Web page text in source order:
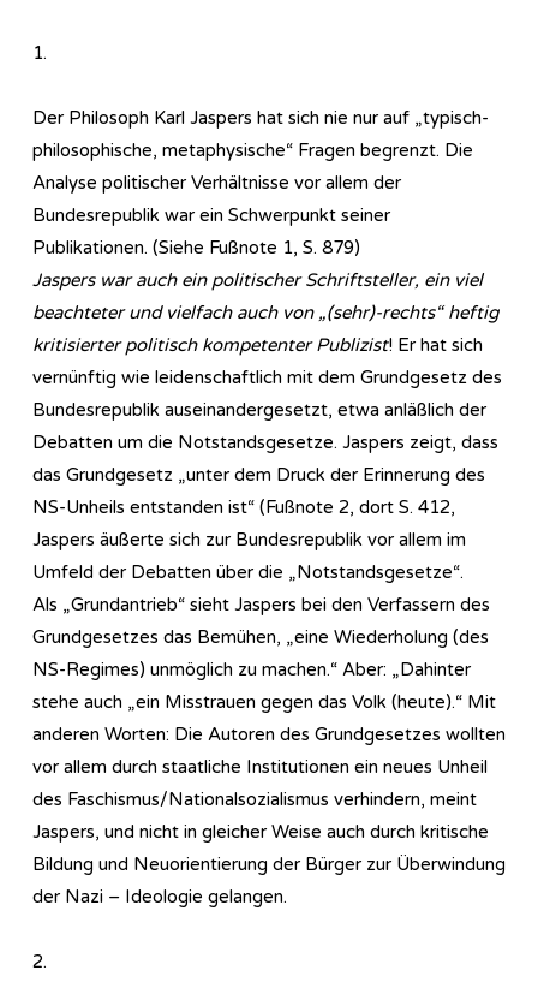
1.
Der Philosoph Karl Jaspers hat sich nie nur auf „typisch-
philosophische, metaphysische“ Fragen begrenzt. Die
Analyse politischer Verhältnisse vor allem der
Bundesrepublik war ein Schwerpunkt seiner
Publikationen. (Siehe Fußnote 1, S. 879)
Jaspers war auch ein politischer Schriftsteller, ein viel
beachteter und vielfach auch von „(sehr)-rechts“ heftig
kritisierter politisch kompetenter Publizist! Er hat sich
vernünftig wie leidenschaftlich mit dem Grundgesetz des
Bundesrepublik auseinandergesetzt, etwa anläßlich der
Debatten um die Notstandsgesetze. Jaspers zeigt, dass
das Grundgesetz „unter dem Druck der Erinnerung des
NS-Unheils entstanden ist“ (Fußnote 2, dort S. 412,
Jaspers äußerte sich zur Bundesrepublik vor allem im
Umfeld der Debatten über die „Notstandsgesetze“.
Als „Grundantrieb“ sieht Jaspers bei den Verfassern des
Grundgesetzes das Bemühen, „eine Wiederholung (des
NS-Regimes) unmöglich zu machen.“ Aber: „Dahinter
stehe auch „ein Misstrauen gegen das Volk (heute).“ Mit
anderen Worten: Die Autoren des Grundgesetzes wollten
vor allem durch staatliche Institutionen ein neues Unheil
des Faschismus/Nationalsozialismus verhindern, meint
Jaspers, und nicht in gleicher Weise auch durch kritische
Bildung und Neuorientierung der Bürger zur Überwindung
der Nazi – Ideologie gelangen.
2.